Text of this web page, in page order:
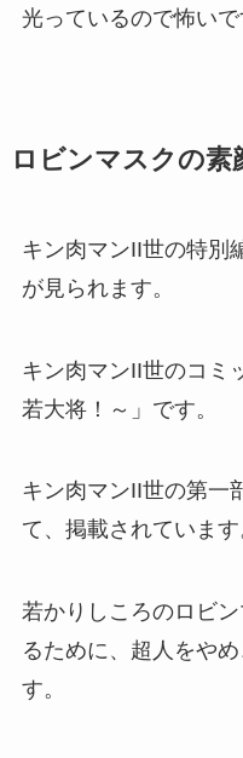
光っているので怖いで
ロビンマスクの素
キン肉マンII世の特別
が見られます。
キン肉マンII世のコミ
若大将！～」 です。
キン肉マンII世の第一
て、掲載されています
若かりしころのロビ
るために、超人をや
す。